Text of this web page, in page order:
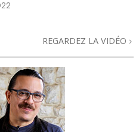
REGARDEZ LA VIDÉO